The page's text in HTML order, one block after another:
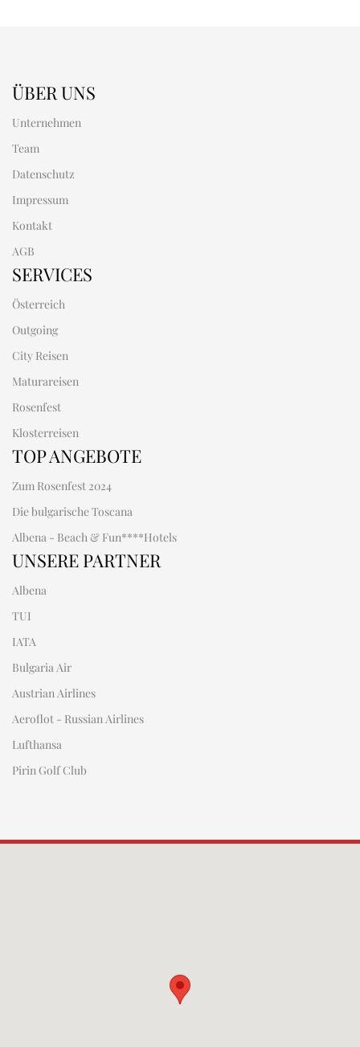
ÜBER UNS
Unternehmen
Team
Datenschutz
Impressum
Kontakt
AGB
SERVICES
Österreich
Outgoing
City Reisen
Maturareisen
Rosenfest
Klosterreisen
TOP ANGEBOTE
Zum Rosenfest 2024
Die bulgarische Toscana
Albena - Beach & Fun****Hotels
UNSERE PARTNER
Albena
TUI
IATA
Bulgaria Air
Austrian Airlines
Aeroflot - Russian Airlines
Lufthansa
Pirin Golf Club